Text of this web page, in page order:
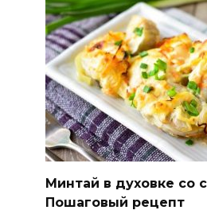
Минтай в духовке со
Пошаговый рецепт